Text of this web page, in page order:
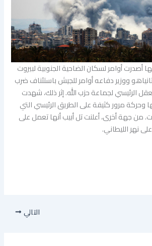
أصدرت أوامر لسكان الضاحية الجنوبية لبيروت
ووزير دفاعه أوامر للجيش باستئناف ضرب
الرئيسي لجماعة حزب الله. إثر ذلك، شهدت
وحركة مرور كثيفة على الطريق الرئيسي التي
من جهة أخرى، أعلنت تل أبيب أنها تعمل على
نهر الليطاني.
التالي